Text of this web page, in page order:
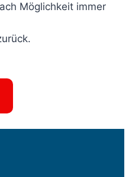
Möglichkeit immer